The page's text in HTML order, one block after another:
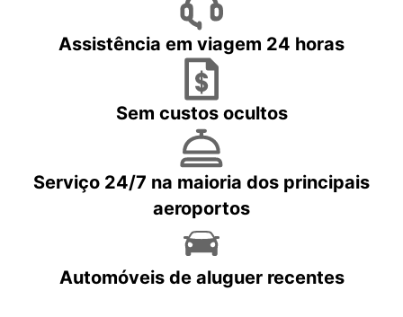
Assistência em viagem 24 horas
Sem custos ocultos
Serviço 24/7 na maioria dos principais
aeroportos
Automóveis de aluguer recentes